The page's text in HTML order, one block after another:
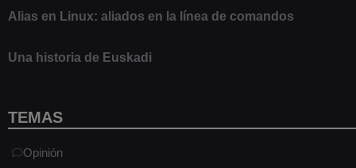
Alias en Linux: aliados en la línea de comandos
Una historia de Euskadi
TEMAS
Opinión